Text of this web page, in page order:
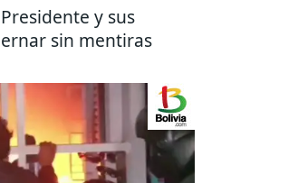
y sus
sin mentiras